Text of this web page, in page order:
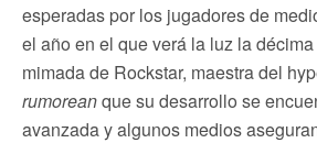
esperadas por los jugadores de
el año en el que verá la luz la
mimada de Rockstar, maestra del
rumoreanque su desarrollo se
avanzada y algunos medios